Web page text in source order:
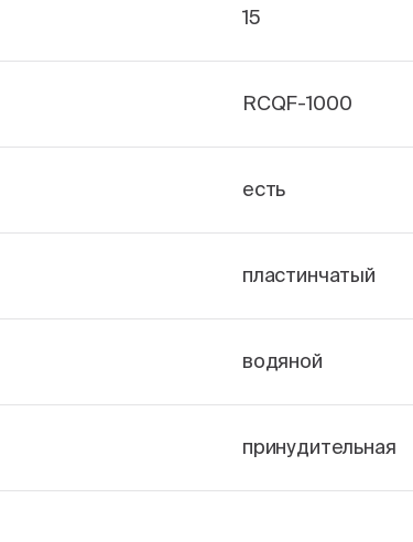
15
RCQF-1000
есть
пластинчатый
водяной
принудительная